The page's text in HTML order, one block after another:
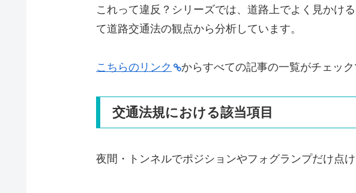
これって違反？シリーズでは、道路上でよく見かけ
て道路交通法の観点から分析しています。
こちらのリンク からすべての記事の一覧がチェッ
交通法規における該当項目
夜間・トンネルでポジションやフォグランプだけ点